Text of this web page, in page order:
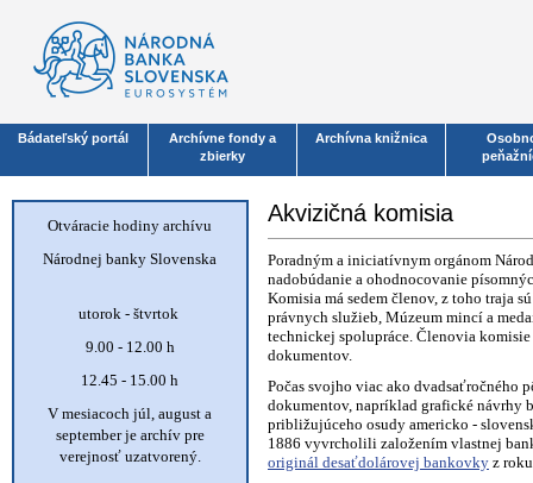
Bádateľský portál
Archívne fondy a
zbierky
Archívna knižnica
Otváracie hodiny archívu
Národnej banky Slovenska
utorok - štvrtok
9.00 - 12.00 h
12.45 - 15.00 h
V mesiacoch júl, august a
september je archív pre
verejnosť uzatvorený.
Akvizičná komisia
Poradným a iniciatívnym orgánom
nadobúdanie a ohodnocovanie
Komisia má sedem členov, z toho traja
právnych služieb, Múzeum mincí a
technickej spolupráce. Členovia
dokumentov.
Počas svojho viac ako dvadsaťročného
dokumentov, napríklad grafické návrhy
približujúceho osudy americko -
1886 vyvrcholili založením vlastnej
originál desaťdolárovej bankovky z